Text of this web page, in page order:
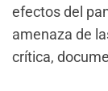
efectos del
amenaza de
crítica,